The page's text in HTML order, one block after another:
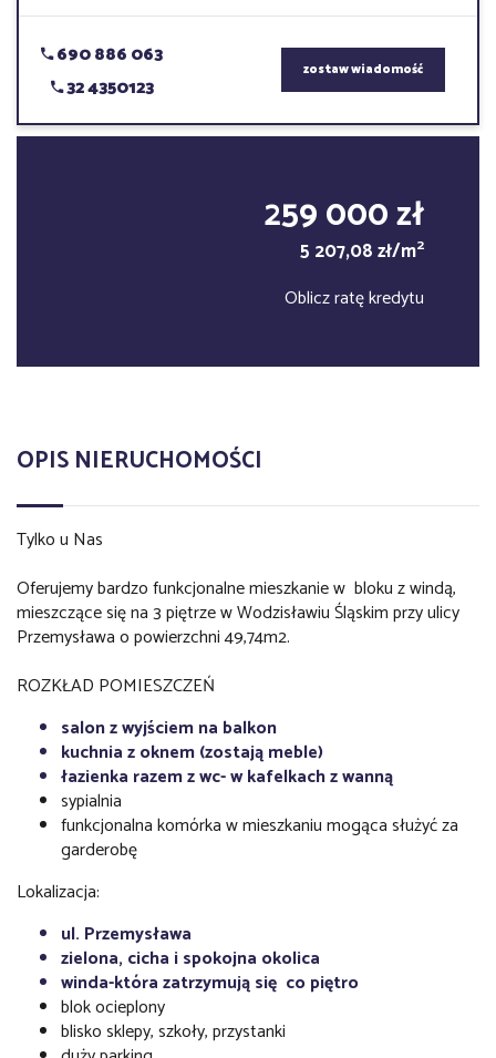
690 886 063
32 4350123
zostaw wiadomość
259 000 zł
5 207,08 zł/m2
Oblicz ratę kredytu
OPIS NIERUCHOMOŚCI
Tylko u Nas
Oferujemy bardzo funkcjonalne mieszkanie w bloku z windą,
mieszczące się na 3 piętrze w Wodzisławiu Śląskim przy ulicy
Przemysława o powierzchni 49,74m2.
ROZKŁAD POMIESZCZEŃ
salon z wyjściem na balkon
kuchnia z oknem (zostają meble)
łazienka razem z wc- w kafelkach z wanną
sypialnia
funkcjonalna komórka w mieszkaniu mogąca służyć za
garderobę
Lokalizacja:
ul. Przemysława
zielona, cicha i spokojna okolica
winda-która zatrzymują się co piętro
blok ocieplony
blisko sklepy, szkoły, przystanki